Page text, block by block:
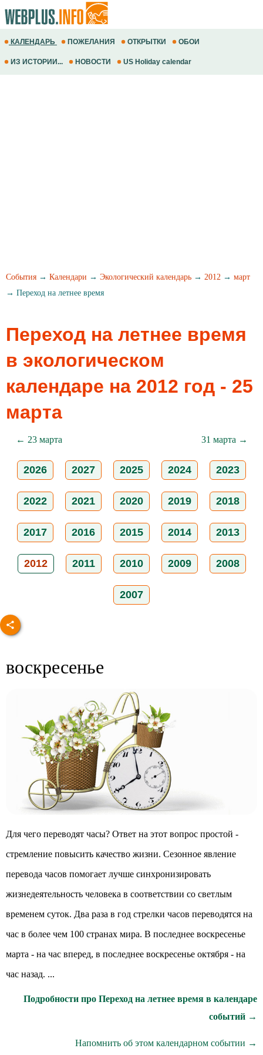
КАЛЕНДАРЬ ПОЖЕЛАНИЯ ОТКРЫТКИ ОБОИ
ИЗ ИСТОРИИ... НОВОСТИ US Holiday calendar
События → Календари → Экологический календарь → 2012 → март
→ Переход на летнее время
Переход на летнее время
в экологическом
календаре на 2012 год - 25
марта
← 23 марта 31 марта →
2026 2027 2025 2024 2023
2022 2021 2020 2019 2018
2017 2016 2015 2014 2013
2012 2011 2010 2009 2008
2007
воскресенье
Для чего переводят часы? Ответ на этот вопрос простой -
стремление повысить качество жизни. Сезонное явление
перевода часов помогает лучше синхронизировать
жизнедеятельность человека в соответствии со светлым
временем суток. Два раза в год стрелки часов переводятся на
час в более чем 100 странах мира. В последнее воскресенье
марта - на час вперед, в последнее воскресенье октября - на
час назад. ...
Подробности про Переход на летнее время в календаре
событий →
Напомнить об этом календарном событии →